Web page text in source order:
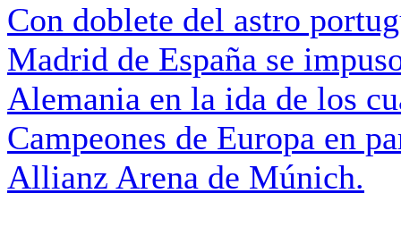
Con doblete del astro
Madrid de España se
Alemania en la ida de los
Campeones de Europa en
Allianz Arena de Múnich.